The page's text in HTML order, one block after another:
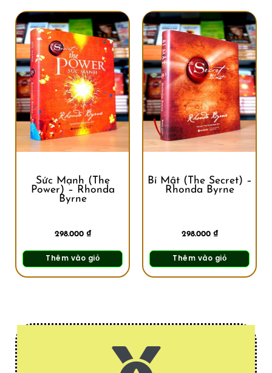
Sức Mạnh (The
Power) – Rhonda
Byrne
298.000 ₫
Thêm vào giỏ
Bí Mật (The Secret) –
Rhonda Byrne
298.000 ₫
Thêm vào giỏ